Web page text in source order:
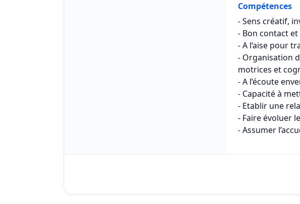
Compétences
- Sens créatif,
- Bon contact
- A l’aise pour
- Organisation
motrices et
- A l’écoute
- Capacité à
- Etablir une
- Faire évoluer
- Assumer